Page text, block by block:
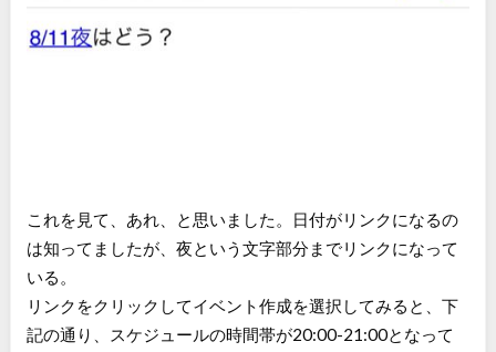
これを見て、あれ、と思いました。日付がリンクになるの
は知ってましたが、夜という文字部分までリンクになって
いる。
リンクをクリックしてイベント作成を選択してみると、下
記の通り、スケジュールの時間帯が20:00-21:00となって